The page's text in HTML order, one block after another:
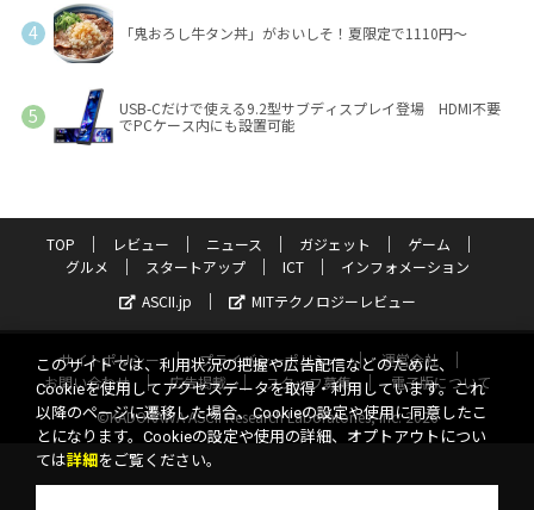
「鬼おろし牛タン丼」がおいしそ！夏限定で1110円～
USB-Cだけで使える9.2型サブディスプレイ登場 HDMI不要
でPCケース内にも設置可能
TOP レビュー ニュース ガジェット
ゲーム
グルメ
スタートアップ ICT
インフォメーション
ASCII.jp
MITテクノロジーレビュー
サイトポリシー プライバシーポリシー
運営会社
お問い合わせ
広告掲載 スタッフ募集
電子版について
©KADOKAWA ASCII Research Laboratories, Inc. 2026
このサイトでは、利用状況の把握や広告配信などのために、
Cookieを使用してアクセスデータを取得・利用しています。これ
以降のページに遷移した場合、Cookieの設定や使用に同意したこ
とになります。Cookieの設定や使用の詳細、オプトアウトについ
ては詳細 をご覧ください。